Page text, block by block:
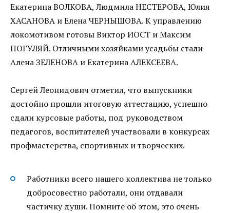
Екатерина ВОЛКОВА, Людмила НЕСТЕРОВА, Юлия
ХАСАНОВА и Елена ЧЕРНЫШОВА. К управлению
локомотивом готовы Виктор ИОСТ и Максим
ПОГУЛЯЙ. Отличными хозяйками усадьбы стали
Алена ЗЕЛЕНОВА и Екатерина АЛЕКСЕЕВА.
Сергей Леонидович отметил, что выпускники
достойно прошли итоговую аттестацию, успешно
сдали курсовые работы, под руководством
педагогов, воспитателей участвовали в конкурсах
профмастерства, спортивных и творческих.
Работники всего нашего коллектива не только
добросовестно работали, они отдавали
частичку души. Помните об этом, это очень